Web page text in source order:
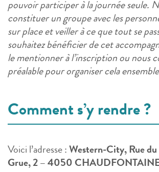
pouvoir participer à la journée seule.
constituer un groupe avec les
sur place et veiller à ce que tout se
souhaitez bénéficier de cet
le mentionner à l’inscription ou nous
préalable pour organiser cela
Comment s’y rendre ?
Voici l’adresse : Western-City, Rue du
Grue, 2 – 4050